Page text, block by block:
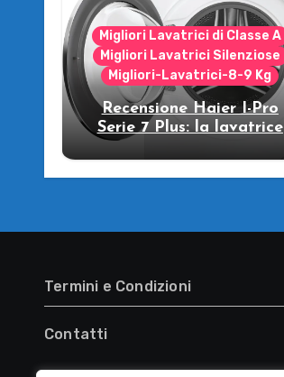
Migliori Lavatrici di Classe A
Migliori Lavatrici Silenziose
Migliori-Lavatrici-8-9 Kg
Recensione Haier I-Pro
Serie 7 Plus: la lavatrice
che strizza l’occhio al
futuro!
Termini e Condizioni
Contatti